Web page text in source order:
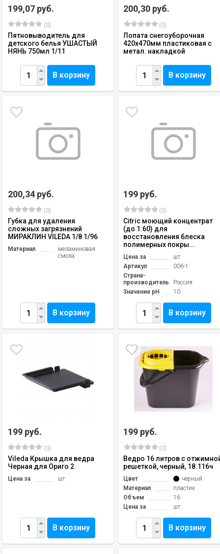
199,07 руб.
(0)
Пятновыводитель для
детского белья УШАСТЫЙ
НЯНЬ 750мл 1/11
В корзину
200,30 руб.
(0)
Лопата снегоуборочная
420х470мм пластиковая с
метал. накладкой
В корзину
200,34 руб.
(0)
Губка для удаления
сложных загрязнений
МИРАКЛИН VILEDA 1/8 1/96
Материал
меламиновая
смола
В корзину
199 руб.
(0)
Citric моющий концентрат
(до 1:60) для
восстановления блеска
полимерных покры...
Цена за
шт.
Артикул
006-1
Страна-
производитель
Россия
Значение pH
10
В корзину
199 руб.
(0)
Vileda Крышка для ведра
Черная для Ориго 2
Цена за шт.
В корзину
199 руб.
(0)
Ведро 16 литров с
решеткой, черный, 18.116ч
Цвет
черный
Материал
пластик
Объем
16
Цена за
шт.
В корзину